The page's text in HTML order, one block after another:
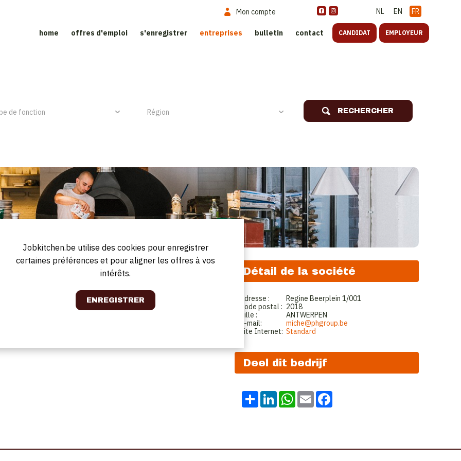
NL EN FR
Mon compte
home offres d'emploi s'enregistrer entreprises bulletin contact CANDIDAT EMPLOYEUR
RECHERCHER
Détail de la société
Adresse :
Regine Beerplein 1/001
Code postal : 2018
Ville :
ANTWERPEN
E-mail:
miche@phgroup.be
Site Internet: Standard
Deel dit bedrijf
Share LinkedInWhatsApp
Email
Jobkitchen.be utilise des cookies pour enregistrer
certaines préférences et pour aligner les offres à vos
intérêts.